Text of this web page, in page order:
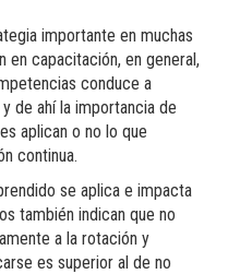
importante en muchas
en capacitación, en general,
conduce a
de ahí la importancia de
aplican o no lo que
continua.
se aplica e impacta
también indican que no
a la rotación y
es superior al de no